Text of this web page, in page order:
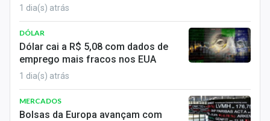
1 dia(s) atrás
DÓLAR
Dólar cai a R$ 5,08 com dados de
emprego mais fracos nos EUA
1 dia(s) atrás
MERCADOS
Bolsas da Europa avançam com